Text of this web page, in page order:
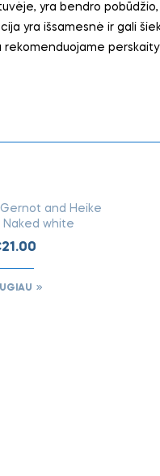
yra bendro
yra išsamesnė ir gali
FIZINĖSE
PARDUOTUVĖSE
and Heike
Naked white
21.00